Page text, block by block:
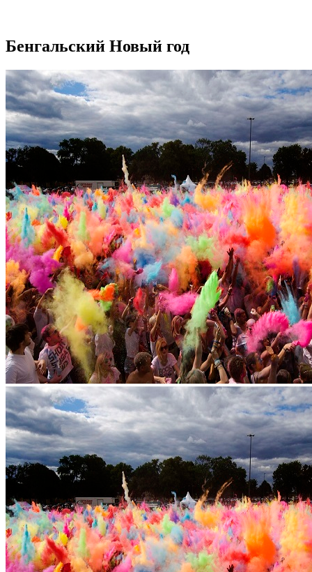
Бенгальский Новый год